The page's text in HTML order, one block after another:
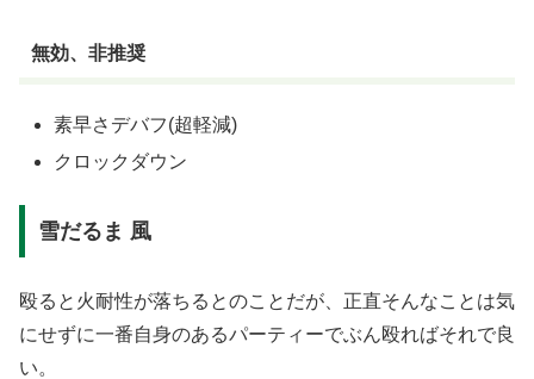
無効、非推奨
素早さデバフ(超軽減)
クロックダウン
雪だるま 風
殴ると火耐性が落ちるとのことだが、正直そんなことは気
にせずに一番自身のあるパーティーでぶん殴ればそれで良
い。